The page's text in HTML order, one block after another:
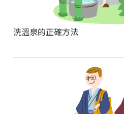
洗溫泉的正確方法